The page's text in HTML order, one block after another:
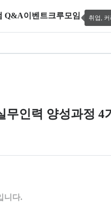
Q&A이벤트크루모임 취업,
인력 양성과정 4기
도체 IC설계 및
공한다.
니다.